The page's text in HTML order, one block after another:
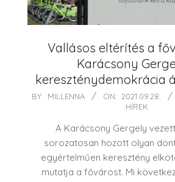
Vallásos eltérítés a
Karácsony
kereszténydemokrácia
2021-
BY: MILLENNA ON: 2021.09.28.
HÍREK
A Karácsony Gergely
sorozatosan hozott olyan
egyértelműen keresztény
mutatja a fővárost. Mi